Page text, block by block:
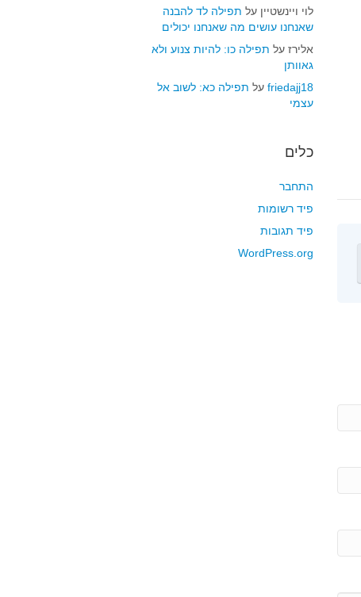
לוי ויינשטיין על תפילה לד להבנה
שאנחנו עושים מה שאנחנו יכולים
אלירז על תפילה כו: להיות צנוע ולא
גאוותן
friedajj18 על תפילה כא: לשוב אל
עצמי
כלים
התחבר
פיד רשומות
פיד תגובות
WordPress.org